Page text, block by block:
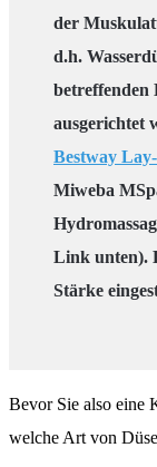
der
d.h.
betreffenden
ausgerichtet
Bestway
Miweba
Link unten).
Stärke
Bevor Sie also eine
welche Art von